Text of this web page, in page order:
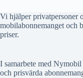
Vi hjälper privatpersoner
mobilabonnemanget och
priser.
I samarbete med
och prisvärda